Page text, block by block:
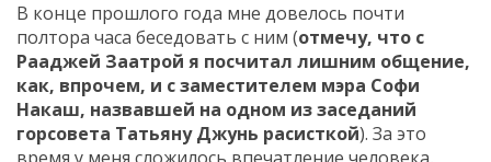
В конце прошлого года мне довелось почти
полтора часа беседовать с ним (отмечу, что с
Рааджей Заатрой я посчитал лишним общение,
как, впрочем, и с заместителем мэра Софи
Накаш, назвавшей на одном из заседаний
горсовета Татьяну Джунь расисткой). За это